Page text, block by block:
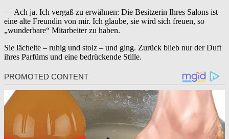
— Ach ja. Ich vergaß zu erwähnen: Die Besitzerin Ihres Salons ist
eine alte Freundin von mir. Ich glaube, sie wird sich freuen, so
„wunderbare“ Mitarbeiter zu haben.
Sie lächelte – ruhig und stolz – und ging. Zurück blieb nur der Duft
ihres Parfüms und eine bedrückende Stille.